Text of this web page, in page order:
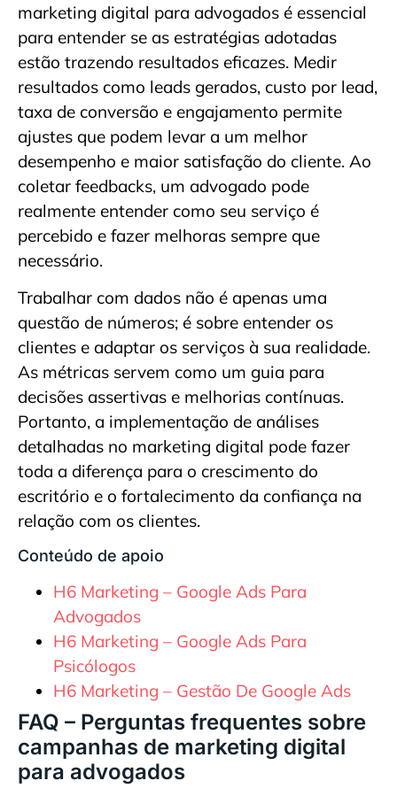
marketing digital para advogados é essencial
para entender se as estratégias adotadas
estão trazendo resultados eficazes. Medir
resultados como leads gerados, custo por lead,
taxa de conversão e engajamento permite
ajustes que podem levar a um melhor
desempenho e maior satisfação do cliente. Ao
coletar feedbacks, um advogado pode
realmente entender como seu serviço é
percebido e fazer melhoras sempre que
necessário.
Trabalhar com dados não é apenas uma
questão de números; é sobre entender os
clientes e adaptar os serviços à sua realidade.
As métricas servem como um guia para
decisões assertivas e melhorias contínuas.
Portanto, a implementação de análises
detalhadas no marketing digital pode fazer
toda a diferença para o crescimento do
escritório e o fortalecimento da confiança na
relação com os clientes.
Conteúdo de apoio
H6 Marketing – Google Ads Para
Advogados
H6 Marketing – Google Ads Para
Psicólogos
H6 Marketing – Gestão De Google Ads
FAQ – Perguntas frequentes sobre
campanhas de marketing digital
para advogados